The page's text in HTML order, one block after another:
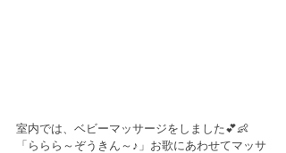
室内では、ベビーマッサージをしました💕👶
「ららら～ぞうきん～♪」お歌にあわせてマッサ